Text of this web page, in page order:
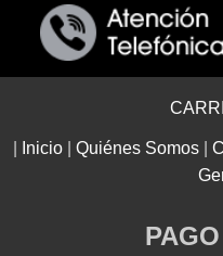
Inicio Quiénes Somos